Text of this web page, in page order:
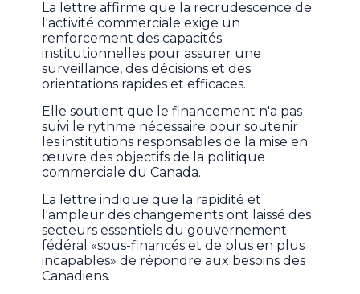
La lettre affirme que la recrudescence de
l'activité commerciale exige un
renforcement des capacités
institutionnelles pour assurer une
surveillance, des décisions et des
orientations rapides et efficaces.
Elle soutient que le financement n'a pas
suivi le rythme nécessaire pour soutenir
les institutions responsables de la mise en
œuvre des objectifs de la politique
commerciale du Canada.
La lettre indique que la rapidité et
l'ampleur des changements ont laissé des
secteurs essentiels du gouvernement
fédéral «sous-financés et de plus en plus
incapables» de répondre aux besoins des
Canadiens.